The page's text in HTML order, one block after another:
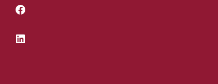
Facebook
LinkedIn